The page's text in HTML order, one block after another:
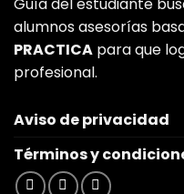
alumnos asesorías
PRACTICA para que
profesional.
Aviso de privacidad
Términos y